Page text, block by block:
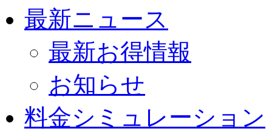
最新ニュース
最新お得情報
お知らせ
料金シミュレーション